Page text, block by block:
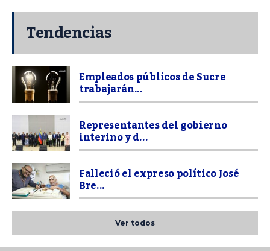
Tendencias
Empleados públicos de Sucre
trabajarán...
Representantes del gobierno
interino y d...
Falleció el expreso político José
Bre...
Ver todos